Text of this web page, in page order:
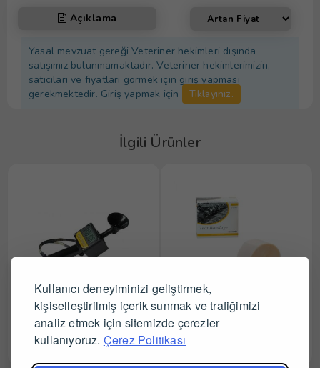
Kullanıcı deneyiminizi geliştirmek,
kişiselleştirilmiş içerik sunmak ve trafiğimizi
analiz etmek için sitemizde çerezler
kullanıyoruz. Çerez Politikası
Açıklama
Yasal mevzuat gereği Veteriner hekimleri dışında
satışımız bulunmamaktadır. Veteriner hekimlerimizin,
satıcıları ve fiyatları görmek için giriş yapması
gerekmektedir. Giriş yapmak için
Tıklayınız.
İlgili Ürünler
Draminsky Mastitis
Dedektörü 4Qmast
Tüm Satıcıları Gör
Bovivet Meme Bandajı 6 cm